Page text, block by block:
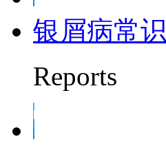
银屑病常识
Reports